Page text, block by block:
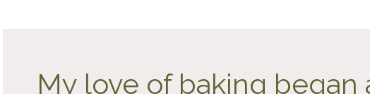
My love of baking began